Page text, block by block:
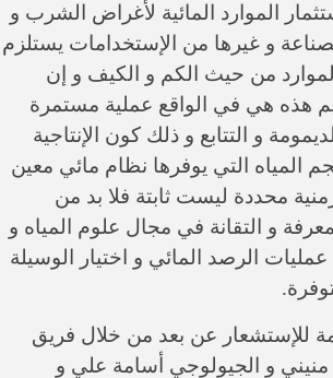
الموارد المائية لأغراض الشرب و
و غيرها من الإستخدامات يستلزم
من حيث الكم و الكيف و إن
هذه هي في الواقع عملية مستمرة
و التتابع و ذلك كون الإنتاجية
المياه التي يوفرها نظام مائي معين
محددة ليست ثابتة فلا بد من
و التقانة في مجال علوم المياه و
الرصد المائي و اختيار الوسيلة
للإستشعار عن بعد من خلال فريق
و الجيولوجي أسامة علي و